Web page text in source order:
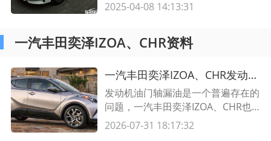
2025-04-08 14:13:31
一汽丰田奕泽IZOA、CHR资料
一汽丰田奕泽IZOA、CHR发动机油门轴漏油,发动机油门漏油怎么修
发动机油门轴漏油是一个普遍存在的
问题，一汽丰田奕泽IZOA、CHR也
不例外。漏油的原因可能有很多，最
2026-07-31 18:17:32